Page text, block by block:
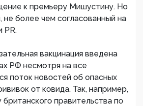
к премьеру Мишустину. Но
не более чем согласованный на
PR.
вакцинация введена
РФ несмотря на все
поток новостей об опасных
от ковида. Так, например,
британского правительства по